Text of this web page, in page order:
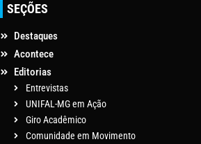
SEÇÕES
Destaques
Acontece
Editorias
Entrevistas
UNIFAL-MG em Ação
Giro Acadêmico
Comunidade em Movimento